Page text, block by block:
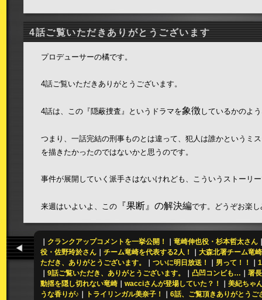
4話ご覧いただきありがとうございます
プロデューサーの橘です。
4話ご覧いただきありがとうございます。
4話は、この『隠蔽捜査』というドラマを象徴しているかのよ
つまり、一話完結の刑事ものとは違って、犯人は誰かというミ
を描きたかったのではないかと思うのです。
事件が展開していく派手さはないけれども、こういうストーリ
来週はいよいよ、この 『果断』の解決編です。どうぞお楽し
｜ クランクアップコメントを一挙公開！ ｜ 竜崎伸也役・杉本哲太さん
役・佐野玲於さん ｜ チーム竜崎を代表する2人！ ｜ 大森北署チーム竜崎
ただき、ありがとうございます。
｜ ついに明日放送！ ｜ 男って！！ ｜
｜ 9話ご覧いただき、ありがとうございます。 ｜ 凸凹コンビも… ｜ 署
動揺を隠し切れない竜崎 ｜ wacciさんが登場していた？！ ｜ 美紀ちゃ
うな香りが♪ ｜ トライリンガル美奈子！ ｜ 6話、ご覧頂きありがとうご